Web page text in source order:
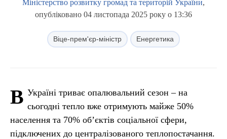
Міністерство розвитку громад та територій України,
опубліковано 04 листопада 2025 року о 13:36
Віце-прем'єр-міністр Енергетика
В Україні триває опалювальний сезон – на
сьогодні тепло вже отримують майже 50%
населення та 70% об’єктів соціальної сфери,
підключених до централізованого теплопостачання.